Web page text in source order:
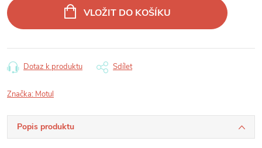
cena:
VLOŽIT DO KOŠÍKU
Dotaz k produktu Sdílet
Značka: Motul
Popis produktu